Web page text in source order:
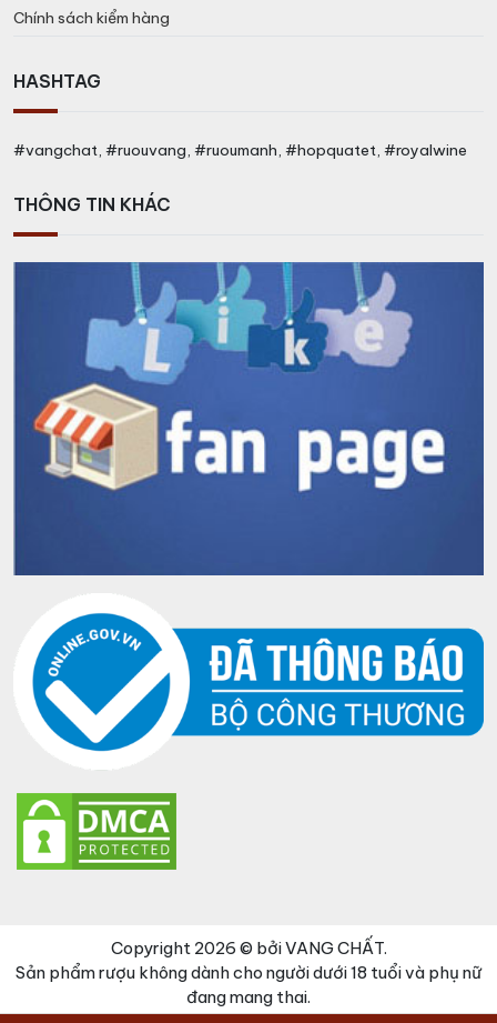
Chính sách kiểm hàng
HASHTAG
#vangchat, #ruouvang, #ruoumanh, #hopquatet, #royalwine
THÔNG TIN KHÁC
Copyright 2026 © bởi VANG CHẤT.
Sản phẩm rượu không dành cho người dưới 18 tuổi và phụ nữ
đang mang thai.